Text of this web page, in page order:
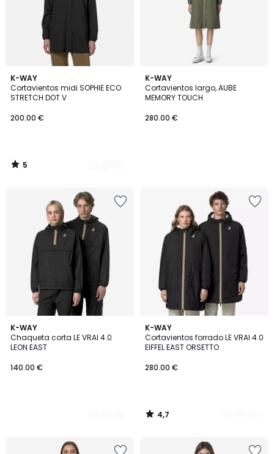
K-WAY
Cortavientos midi SOPHIE ECO
STRETCH DOT V
200.00 €
5
/
5
2
Colores
5
/
K-WAY
Cortavientos largo, AUBE
MEMORY TOUCH
280.00 €
K-WAY
Chaqueta corta LE VRAI 4.0
LEON EAST
140.00 €
2
Colores
K-WAY
Cortavientos forrado LE VRAI 4.0
EIFFEL EAST ORSETTO
280.00 €
4,7
/ 5
3
Colores
4,7
/